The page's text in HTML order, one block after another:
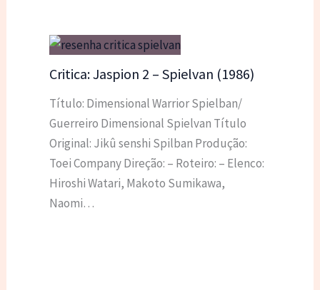
Critica: Jaspion 2 – Spielvan (1986)
Título: Dimensional Warrior Spielban/
Guerreiro Dimensional Spielvan Título
Original: Jikû senshi Spilban Produção:
Toei Company Direção: – Roteiro: – Elenco:
Hiroshi Watari, Makoto Sumikawa,
Naomi…